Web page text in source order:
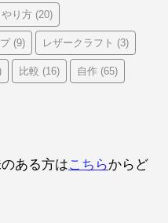
やり方 (20)
(9) レザークラフト (3)
比較 (16) 自作 (65)
ある方はこちらからど